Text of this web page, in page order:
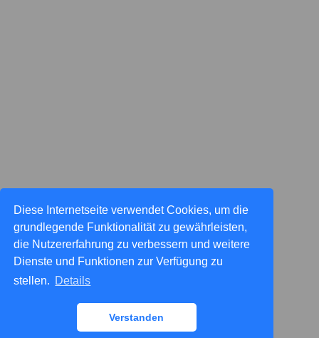
Diese Internetseite verwendet Cookies, um die
grundlegende Funktionalität zu gewährleisten,
die Nutzererfahrung zu verbessern und weitere
Dienste und Funktionen zur Verfügung zu
stellen. Details
Verstanden